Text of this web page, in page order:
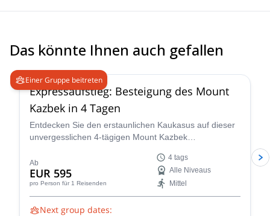
Das könnte Ihnen auch gefallen
Einer Gruppe beitreten
4.7
Expressaufstieg: Besteigung des Mount
Kazbek in 4 Tagen
Entdecken Sie den erstaunlichen Kaukasus auf dieser
unvergesslichen 4-tägigen Mount Kazbek
Führer.
Ab
EUR 595
pro Person für 1 Reisenden
4 tags
Alle Niveaus
Mittel
Next group dates: